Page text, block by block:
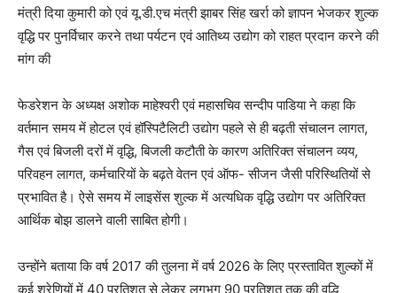
मंत्री दिया कुमारी को एवं यू.डी.एच मंत्री झाबर सिंह खर्रा को ज्ञापन भेजकर शुल्क
वृद्धि पर पुनर्विचार करने तथा पर्यटन एवं आतिथ्य उद्योग को राहत प्रदान करने की
मांग की
फेडरेशन के अध्यक्ष अशोक माहेश्वरी एवं महासचिव सन्दीप पाडिया ने कहा कि
वर्तमान समय में होटल एवं हॉस्पिटैलिटी उद्योग पहले से ही बढ़ती संचालन लागत,
गैस एवं बिजली दरों में वृद्धि, बिजली कटौती के कारण अतिरिक्त संचालन व्यय,
परिवहन लागत, कर्मचारियों के बढ़ते वेतन एवं ऑफ- सीजन जैसी परिस्थितियों से
प्रभावित है। ऐसे समय में लाइसेंस शुल्क में अत्यधिक वृद्धि उद्योग पर अतिरिक्त
आर्थिक बोझ डालने वाली साबित होगी।
उन्होंने बताया कि वर्ष 2017 की तुलना में वर्ष 2026 के लिए प्रस्तावित शुल्कों में
कई श्रेणियों में 40 प्रतिशत से लेकर लगभग 90 प्रतिशत तक की वृद्धि